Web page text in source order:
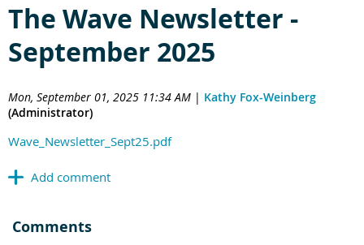
The Wave Newsletter -
September 2025
Mon, September 01, 2025 11:34 AM | Kathy Fox-Weinberg
(Administrator)
Wave_Newsletter_Sept25.pdf
Comments